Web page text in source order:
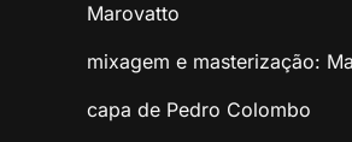
Marovatto
mixagem e masterização:
capa de Pedro Colombo